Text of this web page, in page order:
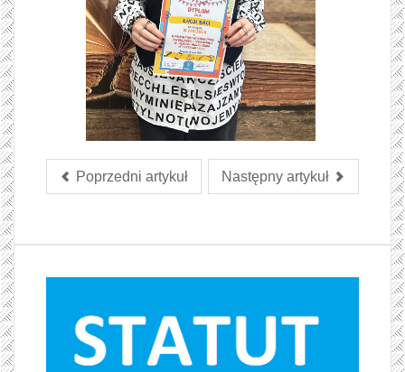
Poprzedni artykuł Następny artykuł